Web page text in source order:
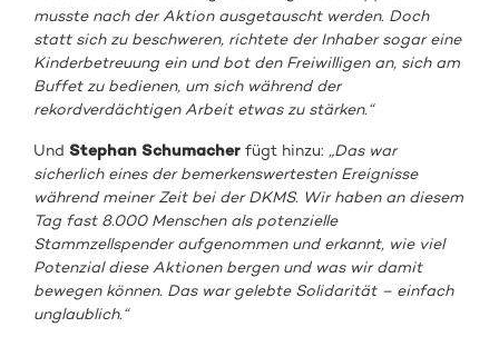
musste nach der Aktion ausgetauscht werden. Doch
statt sich zu beschweren, richtete der Inhaber sogar eine
Kinderbetreuung ein und bot den Freiwilligen an, sich am
Buffet zu bedienen, um sich während der
rekordverdächtigen Arbeit etwas zu stärken.“
UndStephan Schumacher fügt hinzu: „Das war
sicherlich eines der bemerkenswertesten Ereignisse
während meiner Zeit bei der DKMS. Wir haben an diesem
Tag fast 8.000 Menschen als potenzielle
Stammzellspender aufgenommen und erkannt, wie viel
Potenzial diese Aktionen bergen und was wir damit
bewegen können. Das war gelebte Solidarität – einfach
unglaublich.“